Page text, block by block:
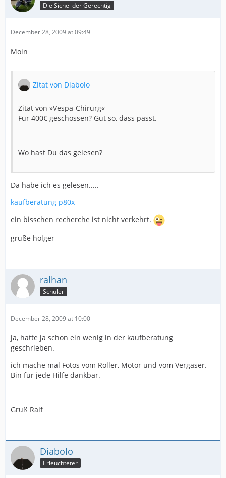
Die Sichel der Gerechtig
December 28, 2009 at 09:49
Moin
Zitat von Diabolo
Zitat von »Vespa-Chirurg«
Für 400€ geschossen? Gut so, dass passt.
Wo hast Du das gelesen?
Da habe ich es gelesen.....
kaufberatung p80x
ein bisschen recherche ist nicht verkehrt.
grüße holger
ralhan
Schüler
December 28, 2009 at 10:00
ja, hatte ja schon ein wenig in der kaufberatung
geschrieben.
ich mache mal Fotos vom Roller, Motor und vom Vergaser.
Bin für jede Hilfe dankbar.
Gruß Ralf
Diabolo
Erleuchteter